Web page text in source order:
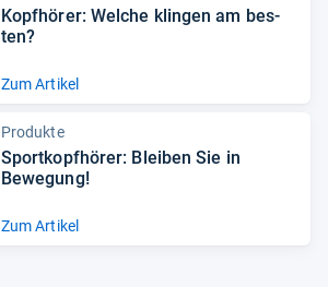
Kopf­hö­rer: Wel­che klin­gen am bes­
ten?
Zum Artikel
Produkte
Sport­kopf­hö­rer: Blei­ben Sie in
Bewe­gung!
Zum Artikel